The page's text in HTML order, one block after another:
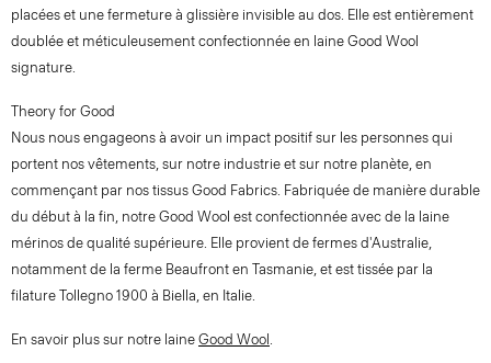
placées et une fermeture à glissière invisible au dos. Elle est entièrement
doublée et méticuleusement confectionnée en laine Good Wool
signature.
Theory for Good
Nous nous engageons à avoir un impact positif sur les personnes qui
portent nos vêtements, sur notre industrie et sur notre planète, en
commençant par nos tissus Good Fabrics. Fabriquée de manière durable
du début à la fin, notre Good Wool est confectionnée avec de la laine
mérinos de qualité supérieure. Elle provient de fermes d'Australie,
notamment de la ferme Beaufront en Tasmanie, et est tissée par la
filature Tollegno 1900 à Biella, en Italie.
En savoir plus sur notre laine Good Wool .